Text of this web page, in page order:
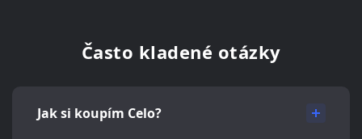
Často kladené otázky
Jak si koupím Celo?